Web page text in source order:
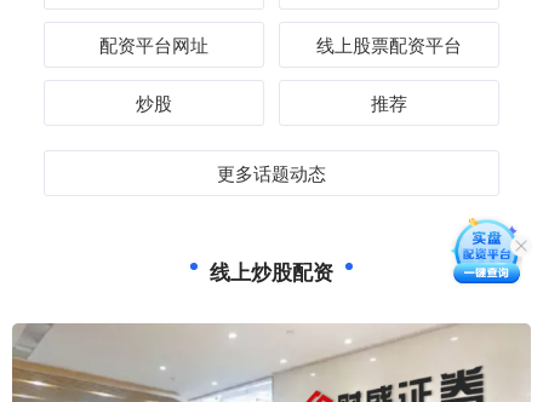
配资平台网址 线上股票配资平台
炒股 推荐
更多话题动态
线上炒股配资